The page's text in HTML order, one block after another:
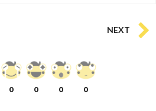
NEXT
0 0 0 0